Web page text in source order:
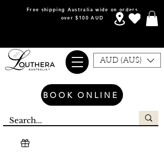
AUD (AU$)
Free shipping Australia wide on orders
over $100 AUD
BOOK ONLINE